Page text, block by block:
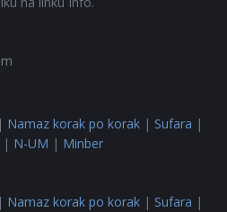
| Namaz korak po korak | Sufara |
| N-UM | Minber
| Namaz korak po korak | Sufara |